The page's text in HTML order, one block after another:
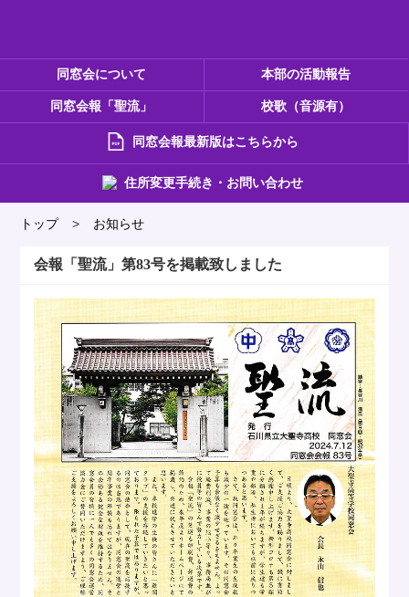
同窓会について 本部の活動報告
同窓会報「聖流」 校歌（音源有）
同窓会報最新版はこちらから
住所変更手続き・お問い合わせ
トップ > お知らせ
会報「聖流」第83号を掲載致しました